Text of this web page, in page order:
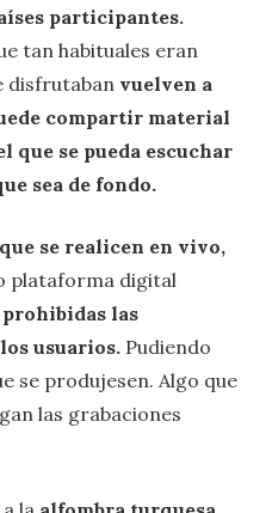
participantes.
tan habituales eran
disfrutaban vuelven a
compartir material
que se pueda escuchar
sea de fondo.
se realicen en vivo,
plataforma digital
prohibidas las
usuarios. Pudiendo
se produjesen. Algo que
las grabaciones